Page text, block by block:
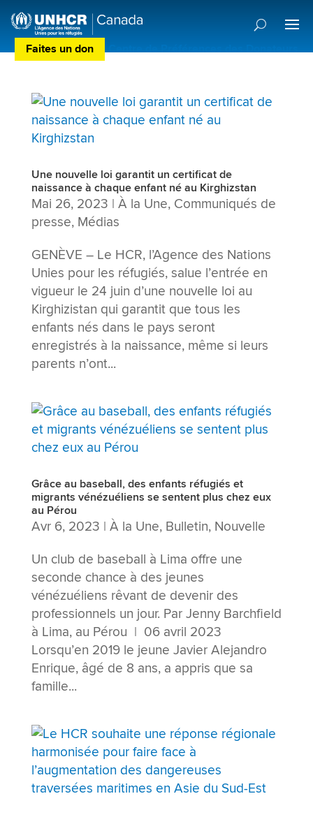
Faites un don Centre de Préférences des Donateurs
Une nouvelle loi garantit un certificat de
naissance à chaque enfant né au Kirghizstan
Mai 26, 2023 | À la Une, Communiqués de
presse, Médias
GENÈVE – Le HCR, l’Agence des Nations
Unies pour les réfugiés, salue l’entrée en
vigueur le 24 juin d’une nouvelle loi au
Kirghizistan qui garantit que tous les
enfants nés dans le pays seront
enregistrés à la naissance, même si leurs
parents n’ont...
Grâce au baseball, des enfants réfugiés et
migrants vénézuéliens se sentent plus chez eux
au Pérou
Avr 6, 2023 | À la Une, Bulletin, Nouvelle
Un club de baseball à Lima offre une
seconde chance à des jeunes
vénézuéliens rêvant de devenir des
professionnels un jour. Par Jenny Barchfield
à Lima, au Pérou | 06 avril 2023
Lorsqu’en 2019 le jeune Javier Alejandro
Enrique, âgé de 8 ans, a appris que sa
famille...